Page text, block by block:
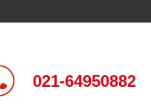
021-64950882